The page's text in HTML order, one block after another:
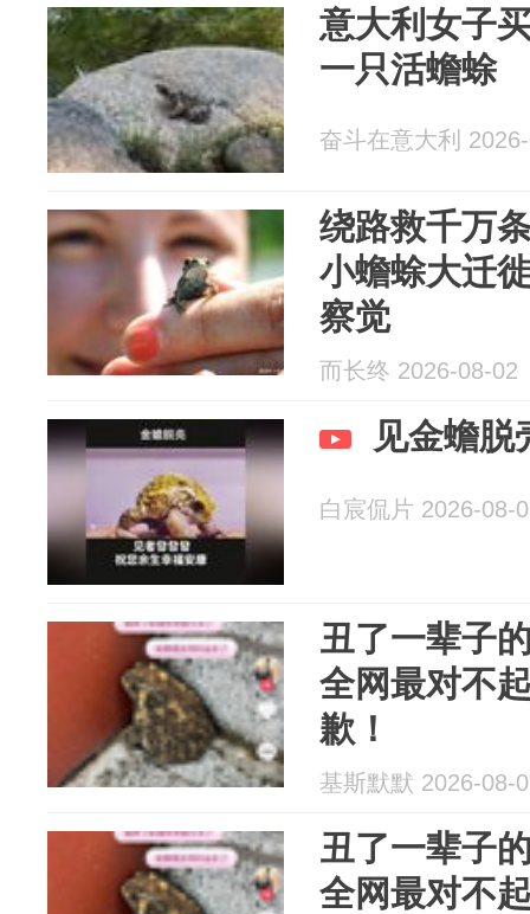
意大利女子
一只活蟾蜍
奋斗在意大利
绕路救千万
小蟾蜍大迁
察觉
而长终 2026-08-02
见金蟾脱
白宸侃片 2026-08-
丑了一辈子
全网最对不
歉！
基斯默默 2026-08-
丑了一辈子
全网最对不